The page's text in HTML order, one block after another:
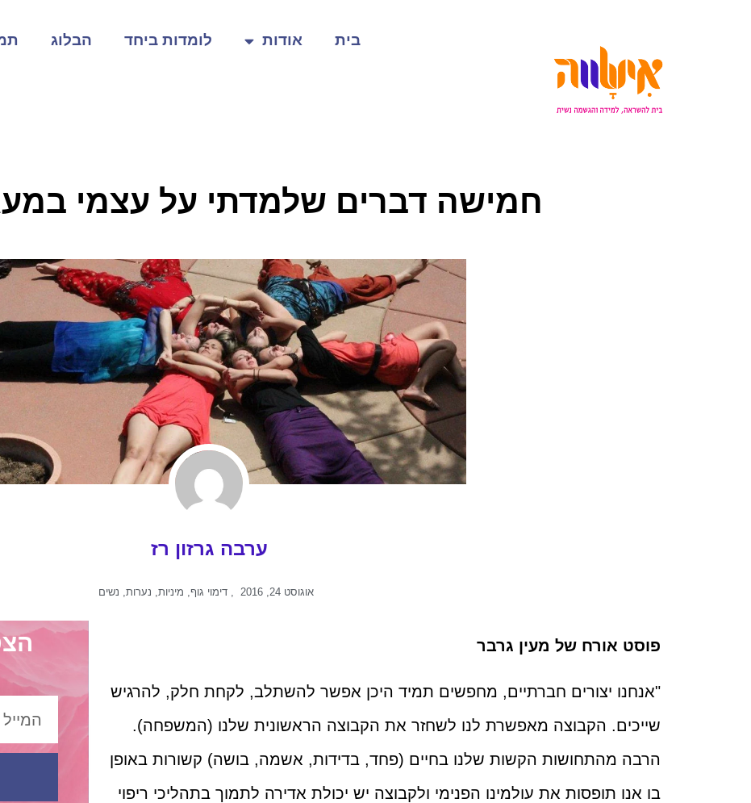
בית אודות לומדות ביחד הבלוג
חמישה דברים שלמדתי על עצמי
ערבה גרזון רז
אוגוסט 24, 2016 , דימוי גוף, מיניות, נערות, נשים
פוסט אורח של מעין גרבר
"אנחנו יצורים חברתיים, מחפשים תמיד היכן אפשר להשתלב, לקחת חלק, להרגיש
שייכים. הקבוצה מאפשרת לנו לשחזר את הקבוצה הראשונית שלנו (המשפחה).
הרבה מהתחושות הקשות שלנו בחיים (פחד, בדידות, אשמה, בושה) קשורות באופן
בו אנו תופסות את עולמינו הפנימי ולקבוצה יש יכולת אדירה לתמוך בתהליכי ריפוי